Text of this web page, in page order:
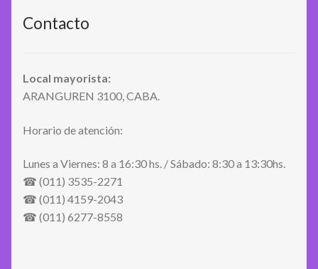
Contacto
Local mayorista:
ARANGUREN 3100, CABA.
Horario de atención:
Lunes a Viernes: 8 a 16:30 hs. / Sábado: 8:30 a 13:30hs.
☎ (011) 3535-2271
☎ (011) 4159-2043
☎ (011) 6277-8558